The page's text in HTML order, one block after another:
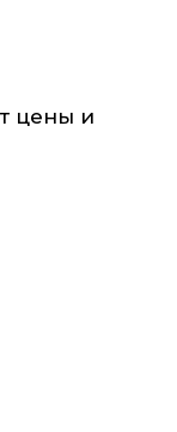
цены и